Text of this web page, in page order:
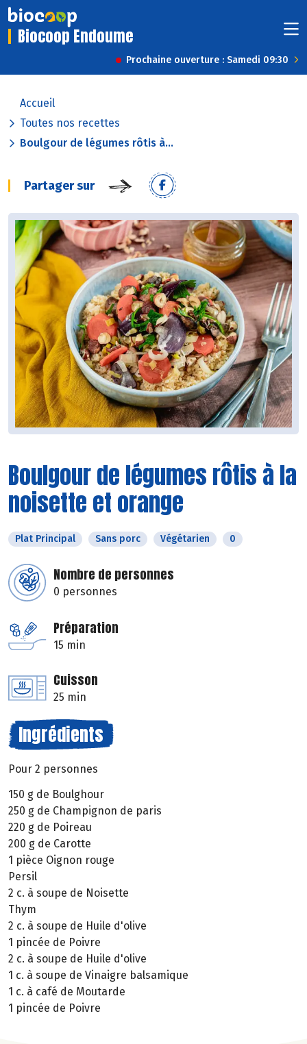
Biocoop Endoume
Prochaine ouverture : Samedi 09:30
Accueil
Toutes nos recettes
Boulgour de légumes rôtis à...
Partager sur
Boulgour de légumes rôtis à la
noisette et orange
Plat Principal Sans porc Végétarien 0
Nombre de personnes
0 personnes
Préparation
15 min
Cuisson
25 min
Ingrédients
Pour 2 personnes
150 g de Boulghour
250 g de Champignon de paris
220 g de Poireau
200 g de Carotte
1 pièce Oignon rouge
Persil
2 c. à soupe de Noisette
Thym
2 c. à soupe de Huile d'olive
1 pincée de Poivre
2 c. à soupe de Huile d'olive
1 c. à soupe de Vinaigre balsamique
1 c. à café de Moutarde
1 pincée de Poivre